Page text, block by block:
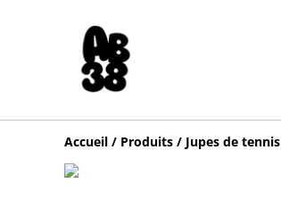
Accueil / Produits / Jupes de tennis